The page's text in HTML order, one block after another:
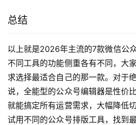
总结
以上就是2026年主流的7款微信公
不同工具的功能侧重各有不同，大
求选择最适合自己的那一款。对于
说，全能型的公众号编辑器是性价
就能搞定所有运营需求，大幅降低
试用不同的公众号排版工具，找到